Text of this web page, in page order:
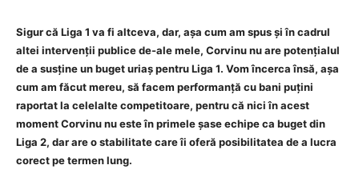
Sigur că Liga 1 va fi altceva, dar, așa cum am spus și în cadrul
altei intervenții publice de-ale mele, Corvinu nu are potențialul
de a susține un buget uriaș pentru Liga 1. Vom încerca însă, așa
cum am făcut mereu, să facem performanță cu bani puțini
raportat la celelalte competitoare, pentru că nici în acest
moment Corvinu nu este în primele șase echipe ca buget din
Liga 2, dar are o stabilitate care îi oferă posibilitatea de a lucra
corect pe termen lung.